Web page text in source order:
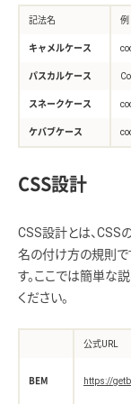
記法名 例
キャメルケース
パスカルケース
スネークケース
ケバブケース
CSS設計
CSS設計とは、CSS
名の付け方の規則で
す。ここでは簡単な
ください。
公式URL
BEM https://